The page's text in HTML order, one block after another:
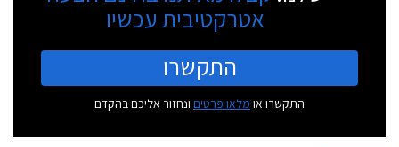
אטרקטיבית עכשיו
התקשרו
התקשרו או מלאו פרטים ונחזור אליכם בהקדם